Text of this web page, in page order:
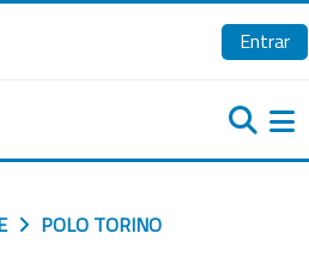
Entrar
POLO TORINO